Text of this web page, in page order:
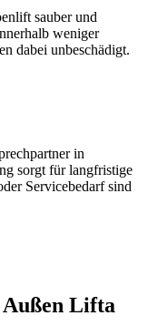
sauber und
weniger
dabei unbeschädigt.
in
sorgt für langfristige
Servicebedarf sind
Lifta